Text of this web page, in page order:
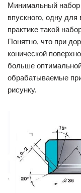
Минимальный набор
впускного, одну
практике такой
Понятно, что при
конической
больше
обрабатываемые
рисунку.